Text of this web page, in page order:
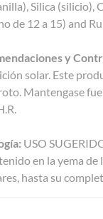
Silica (silicio),
de 12 a 15) and
y
solar. Este
Mantengase
USO
en la yema
hasta su